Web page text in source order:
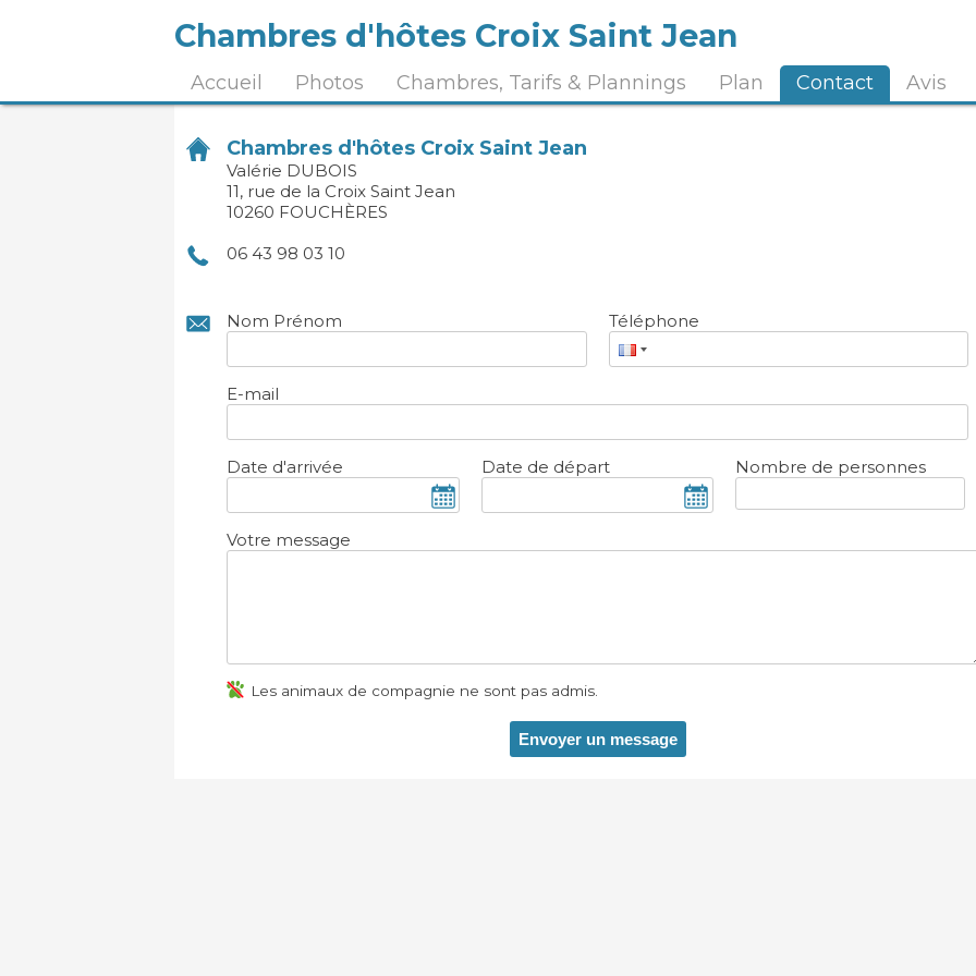
Chambres d'hôtes Croix Saint Jean
Accueil Photos Chambres, Tarifs & Plannings Plan Contact Avis
Chambres d'hôtes Croix Saint Jean
Valérie DUBOIS
11, rue de la Croix Saint Jean
10260 FOUCHÈRES
06 43 98 03 10
Nom Prénom Téléphone
E-mail
Date d'arrivée Date de départ Nombre de personnes
Votre message
Les animaux de compagnie ne sont pas admis.